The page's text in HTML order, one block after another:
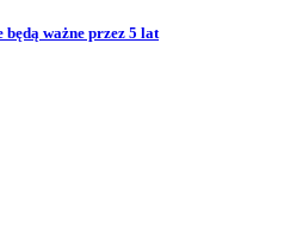
ważne przez 5 lat